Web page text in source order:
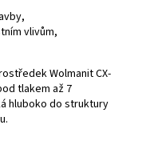
vlivům,
Wolmanit CX-
tlakem až 7
hluboko do struktury